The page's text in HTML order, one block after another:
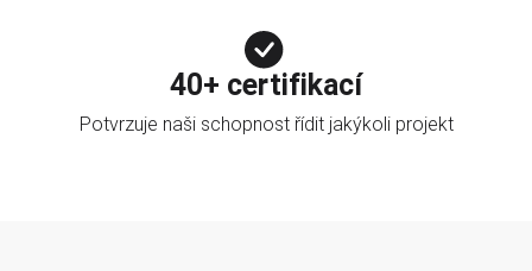
40+ certifikací
Potvrzuje naši schopnost řídit jakýkoli projekt